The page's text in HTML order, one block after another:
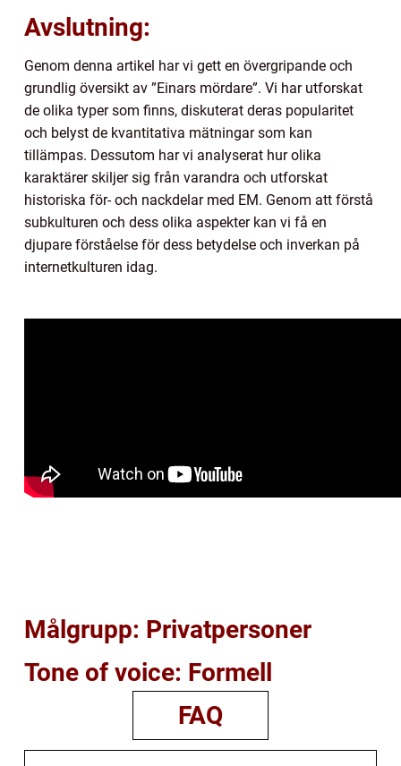
Avslutning:
Genom denna artikel har vi gett en övergripande och
grundlig översikt av ”Einars mördare”. Vi har utforskat
de olika typer som finns, diskuterat deras popularitet
och belyst de kvantitativa mätningar som kan
tillämpas. Dessutom har vi analyserat hur olika
karaktärer skiljer sig från varandra och utforskat
historiska för- och nackdelar med EM. Genom att förstå
subkulturen och dess olika aspekter kan vi få en
djupare förståelse för dess betydelse och inverkan på
internetkulturen idag.
Målgrupp: Privatpersoner
Tone of voice: Formell
FAQ